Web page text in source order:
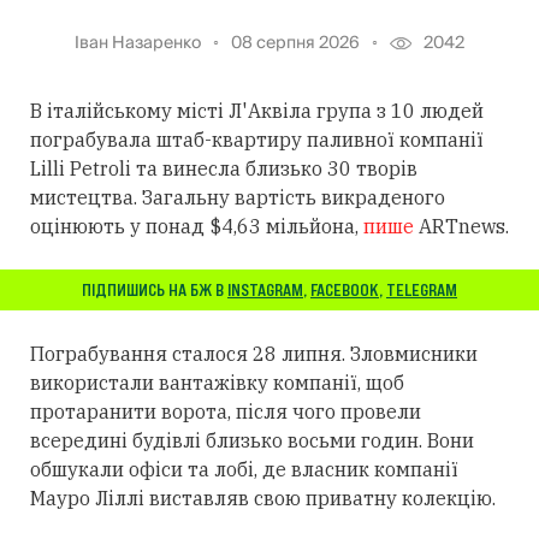
Іван Назаренко 08 серпня 2026 2042
В італійському місті Л'Аквіла група з 10 людей
пограбувала штаб-квартиру паливної компанії
Lilli Petroli та винесла близько 30 творів
мистецтва. Загальну вартість викраденого
оцінюють у понад $4,63 мільйона, пише ARTnews.
ПІДПИШИСЬ НА БЖ В INSTAGRAM, FACEBOOK, TELEGRAM
Пограбування сталося 28 липня. Зловмисники
використали вантажівку компанії, щоб
протаранити ворота, після чого провели
всередині будівлі близько восьми годин. Вони
обшукали офіси та лобі, де власник компанії
Мауро Ліллі виставляв свою приватну колекцію.